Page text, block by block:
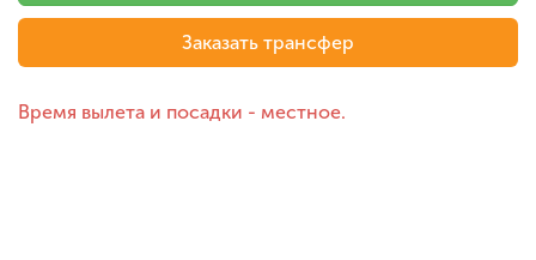
Заказать трансфер
Время вылета и посадки - местное.